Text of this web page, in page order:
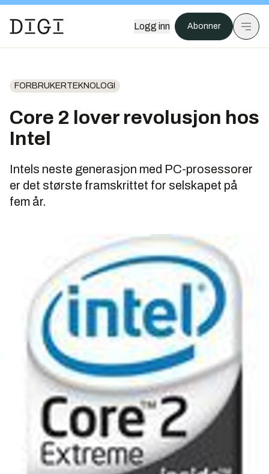
Logg inn Abonner
FORBRUKERTEKNOLOGI
Core 2 lover revolusjon hos
Intel
Intels neste generasjon med PC-prosessorer
er det største framskrittet for selskapet på
fem år.